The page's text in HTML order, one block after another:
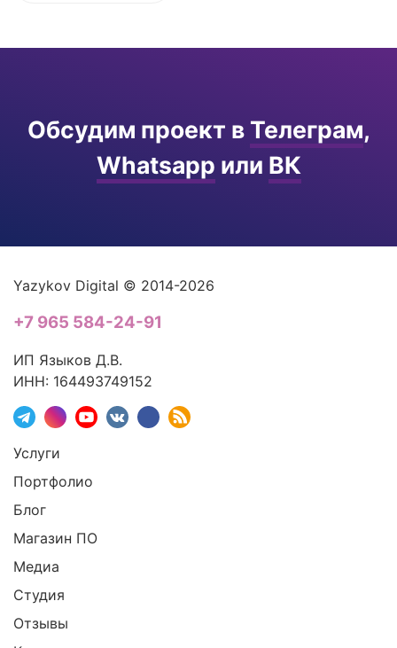
Обсудим проект в Телеграм,
Whatsapp или ВК
Yazykov Digital © 2014-2026
+7 965 584-24-91
ИП Языков Д.В.
ИНН: 164493749152
Услуги
Портфолио
Блог
Магазин ПО
Медиа
Студия
Отзывы